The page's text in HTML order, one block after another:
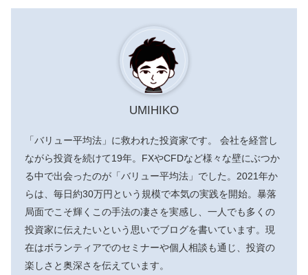
UMIHIKO
「バリュー平均法」に救われた投資家です。 会社を経営し
ながら投資を続けて19年。FXやCFDなど様々な壁にぶつか
る中で出会ったのが「バリュー平均法」でした。2021年か
らは、毎日約30万円という規模で本気の実践を開始。暴落
局面でこそ輝くこの手法の凄さを実感し、一人でも多くの
投資家に伝えたいという思いでブログを書いています。現
在はボランティアでのセミナーや個人相談も通じ、投資の
楽しさと奥深さを伝えています。